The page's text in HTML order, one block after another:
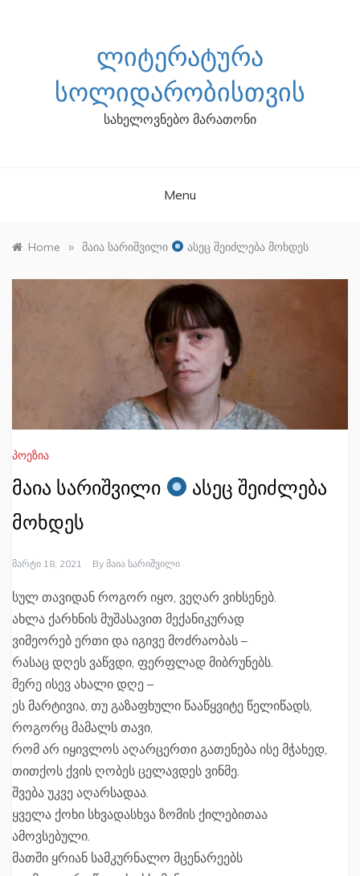
ᲚᲘᲢᲔᲠᲐᲢᲣᲠᲐ
ᲡᲝᲚᲘᲓᲐᲠᲝᲑᲘᲡᲗᲕᲘᲡ
სახელოვნებო მარათონი
Menu
Home » მაია სარიშვილი ასეც შეიძლება მოხდეს
პოეზია
მაია სარიშვილი
ასეც შეიძლება
მოხდეს
Მარტი 18, 2021 By Მაია Სარიშვილი
სულ თავიდან როგორ იყო, ვეღარ ვიხსენებ.
ახლა ქარხნის მუშასავით მექანიკურად
ვიმეორებ ერთი და იგივე მოძრაობას –
რასაც დღეს ვაწვდი, ფერფლად მიბრუნებს.
მერე ისევ ახალი დღე –
ეს მარტივია, თუ გაზაფხული წააწყვიტე წელიწადს,
როგორც მამალს თავი,
რომ არ იყივლოს აღარცერთი გათენება ისე მჭახედ,
თითქოს ქვის ღობეს ცელავდეს ვინმე.
შვება უკვე აღარსადაა.
ყველა ქოხი სხვადასხვა ზომის ქილებითაა
ამოვსებული.
მათში ყრიან სამკურნალო მცენარეებს